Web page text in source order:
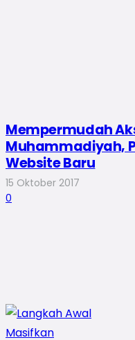
Mempermudah
Muhammadiyah,
Website Baru
15 Oktober 2017
0